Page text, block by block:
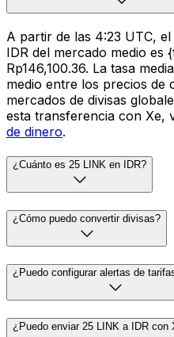
A partir de las 4:23 UTC,
IDR del mercado medio es
Rp146,100.36. La tasa
medio entre los precios de
mercados de divisas
esta transferencia con Xe,
de dinero.
¿Cuánto es 25 LINK en IDR?
¿Cómo puedo convertir divisas?
¿Puedo configurar alertas de
¿Puedo enviar 25 LINK a IDR con